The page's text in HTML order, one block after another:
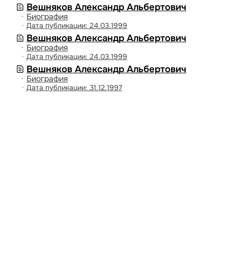
Вешняков Александр Альбертович
Биография
Дата публикации: 24.03.1999
Вешняков Александр Альбертович
Биография
Дата публикации: 24.03.1999
Вешняков Александр Альбертович
Биография
Дата публикации: 31.12.1997